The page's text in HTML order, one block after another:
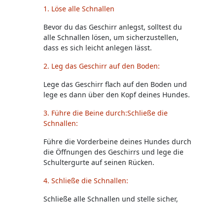
1. Löse alle Schnallen
Bevor du das Geschirr anlegst, solltest du
alle Schnallen lösen, um sicherzustellen,
dass es sich leicht anlegen lässt.
2. Leg das Geschirr auf den Boden:
Lege das Geschirr flach auf den Boden und
lege es dann über den Kopf deines Hundes.
3. Führe die Beine durch:Schließe die
Schnallen:
Führe die Vorderbeine deines Hundes durch
die Öffnungen des Geschirrs und lege die
Schultergurte auf seinen Rücken.
4. Schließe die Schnallen:
Schließe alle Schnallen und stelle sicher,